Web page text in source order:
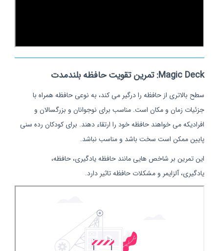
Magic Deck: تمرین تقویت حافظه بلندمدت
سطح بالاتری از حافظه را درگیر می کند، به نوعی حافظه همراه با
جزئیات زمان و مکان است. مناسب برای نوجوانان و بزرگسالان و
افرادیکه می خواهند حافظه خود را ارتقاء دهند. برای کودکان رده سنی
پایین ممکن است سخت باشد و مناسب نباشد.
این تمرین بر شاخص هایی مانند حافظه یادگیری، حافظه،
یادگیری، آلزایمر و مشکلات حافظه تاثیر دارد.